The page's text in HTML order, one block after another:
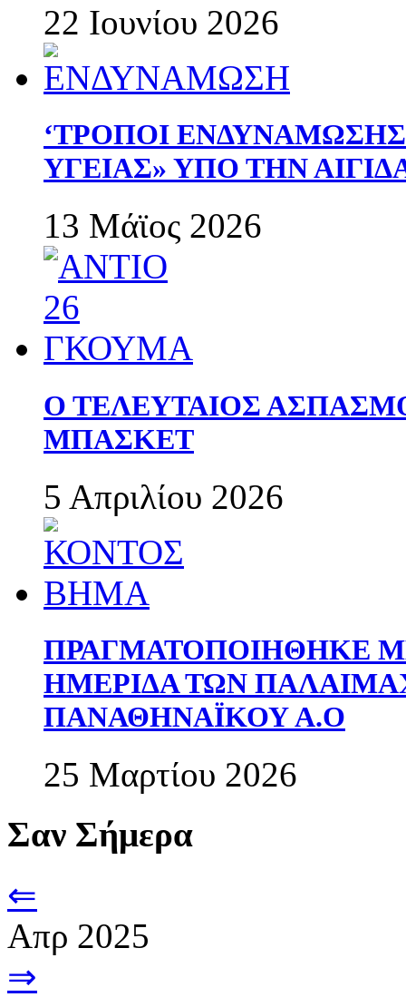
22 Ιουνίου 2026
‘ΤΡΟΠΟΙ
ΥΓΕΙΑΣ» ΥΠΟ ΤΗΝ
13 Μάϊος 2026
Ο ΤΕΛΕΥΤΑΙΟΣ
ΜΠΑΣΚΕΤ
5 Απριλίου 2026
ΠΡΑΓΜΑΤΟΠΟΙΗΘΗΚΕ
ΗΜΕΡΙΔΑ ΤΩΝ
ΠΑΝΑΘΗΝΑΪΚΟΥ Α.Ο
25 Μαρτίου 2026
Σαν Σήμερα
⇐
Απρ 2025
⇒